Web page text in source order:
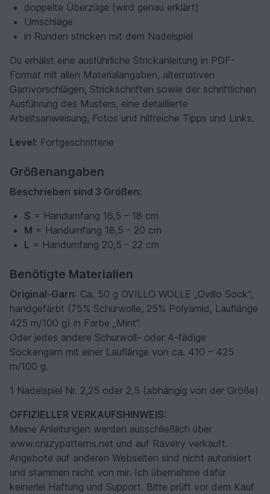
doppelte Überzüge (wird genau erklärt)
Umschläge
in Runden stricken mit dem Nadelspiel
Du erhälst eine ausführliche Strickanleitung in PDF-
Format mit allen Materialangaben, alternativen
Garnvorschlägen, Strickschriften sowie der schriftlichen
Ausführung des Musters, eine detaillierte
Arbeitsanweisung, Fotos und hilfreiche Tipps und Links.
Level: Fortgeschrittene
Größenangaben
Beschrieben sind 3 Größen:
S = Handumfang 16,5 – 18 cm
M = Handumfang 18,5 - 20 cm
L = Handumfang 20,5 - 22 cm
Benötigte Materialien
Original-Garn: Ca. 50 g OVILLO WOLLE „Ovillo Sock“,
handgefärbt (75% Schurwolle, 25% Polyamid, Lauflänge
425 m/100 g) in Farbe „Mint“.
Oder jedes andere Schurwoll- oder 4-fädige
Sockengarn mit einer Lauflänge von ca. 410 – 425
m/100 g.
1 Nadelspiel Nr. 2,25 oder 2,5 (abhängig von der Größe)
OFFIZIELLER VERKAUFSHINWEIS:
Meine Anleitungen werden ausschließlich über
www.crazypatterns.net und auf Ravelry verkauft.
Angebote auf anderen Webseiten sind nicht autorisiert
und stammen nicht von mir. Ich übernehme dafür
keinerlei Haftung und Support. Bitte prüft vor dem Kauf